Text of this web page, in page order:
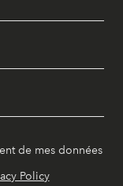
de mes données
Policy